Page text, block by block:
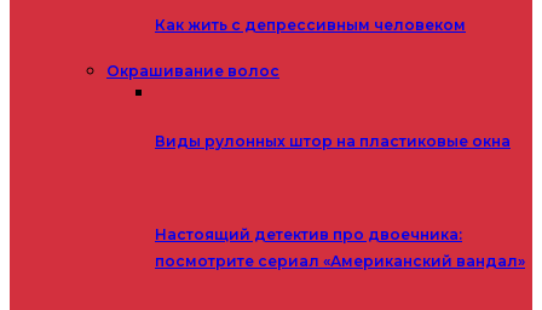
Как жить с депрессивным человеком
Окрашивание волос
Виды рулонных штор на пластиковые окна
Настоящий детектив про двоечника:
посмотрите сериал «Американский вандал»